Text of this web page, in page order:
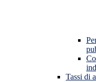
Tassi di